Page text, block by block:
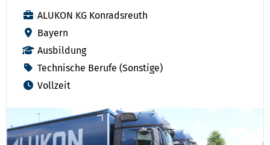
ALUKON KG Konradsreuth
Bayern
Ausbildung
Technische Berufe (Sonstige)
Vollzeit